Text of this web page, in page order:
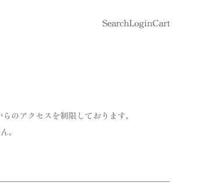
SearchLoginCart
のアクセスを制限しております。
。